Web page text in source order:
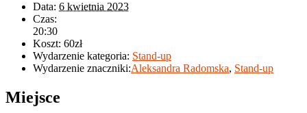
Data: 6 kwietnia 2023
Czas:
20:30
Koszt: 60zł
Wydarzenie kategoria: Stand-up
Wydarzenie znaczniki:Aleksandra Radomska, Stand-up
Miejsce